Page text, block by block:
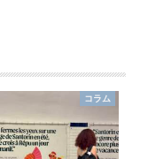
コラム